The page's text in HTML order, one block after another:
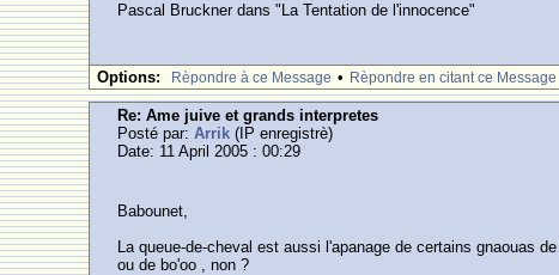
Pascal Bruckner dans "La Tentation de l'innocence"
Options: Rèpondre à ce Message • Rèpondre en citant ce Message
Re: Ame juive et grands interpretes
Posté par:Arrik (IP enregistrè)
Date: 11 April 2005 : 00:29
Babounet,
La queue-de-cheval est aussi l'apanage de certains gnaouas
ou de bo'oo , non ?